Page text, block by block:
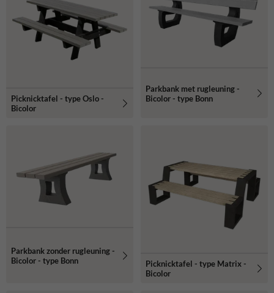
buitenbanken en nog veel meer Govaplast straatmeubilair! De stijlen
variëren van klassiek en neutraal tot modern en stedelijk.
Picknicktafel - type Oslo -
Bicolor
Parkbank met rugleuning -
Bicolor - type Bonn
Parkbank zonder rugleuning -
Bicolor - type Bonn
Picknicktafel - type Matrix -
Bicolor